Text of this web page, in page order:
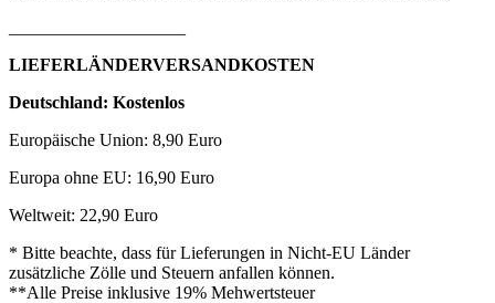
LIEFERLÄNDERVERSANDKOSTEN
Deutschland: Kostenlos
Europäische Union: 8,90 Euro
Europa ohne EU: 16,90 Euro
Weltweit: 22,90 Euro
* Bitte beachte, dass für Lieferungen in Nicht-EU Länder
zusätzliche Zölle und Steuern anfallen können.
**Alle Preise inklusive 19% Mehwertsteuer